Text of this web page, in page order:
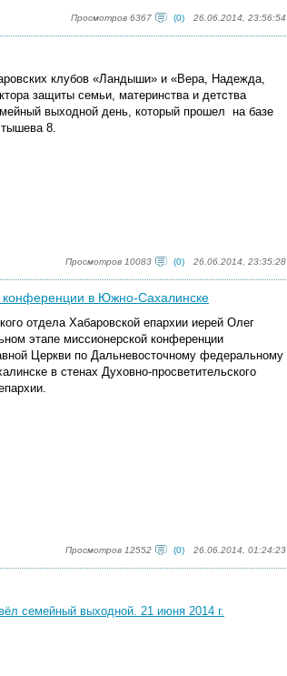
Просмотров 6367 (0) 26.06.2014, 23:56:54
клубов «Ландыши» и «Вера, Надежда,
защиты семьи, материнства и детства
выходной день, который прошел на базе
8.
Просмотров 10083 (0) 26.06.2014, 23:35:28
конференции в Южно-Сахалинске
отдела Хабаровской епархии иерей Олег
этапе миссионерской конференции
Церкви по Дальневосточному федеральному
в стенах Духовно-просветительского
Просмотров 12552 (0) 26.06.2014, 01:24:23
семейный выходной. 21 июня 2014 г.